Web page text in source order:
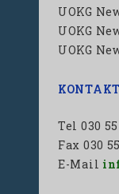
UOKG
UOKG
UOKG
Tel 030
Fax 030
E-Mail